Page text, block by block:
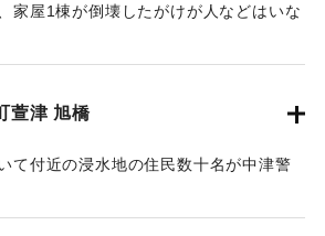
家屋1棟が倒壊したがけが人などはいな
萱津 旭橋
て付近の浸水地の住民数十名が中津警
比べても割合が大きく、浸水家屋が